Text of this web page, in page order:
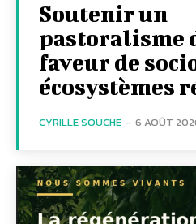
Soutenir un
pastoralisme
faveur de
écosystèmes
CYRILLE SOUCHE - 6 AOÛT